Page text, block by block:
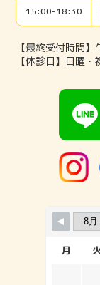
15:00-18:30
【最終受付時間
【休診日】日曜・
月